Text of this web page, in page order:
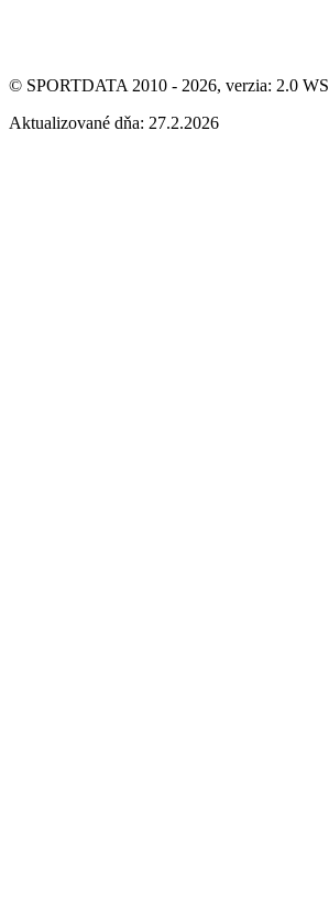
© SPORTDATA 2010 - 2026, verzia: 2.0 WS
Aktualizované dňa: 27.2.2026